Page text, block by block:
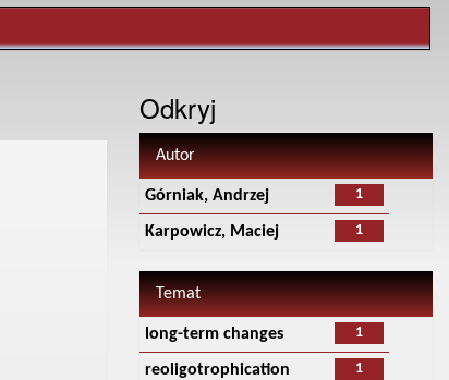
Odkryj
Autor
1
Górniak, Andrzej
1
Karpowicz, Maciej
Temat
1
long-term changes
1
reoligotrophication